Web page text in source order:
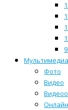
Мультимедиа
Фото
Видео